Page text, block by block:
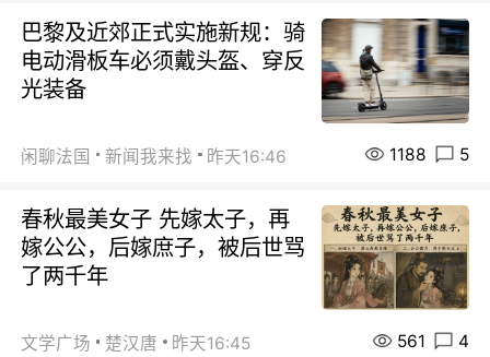
巴黎及近郊正式实施新规：骑
电动滑板车必须戴头盔、穿反
光装备
闲聊法国 新闻我来找 昨天16:46 1188 5
春秋最美女子 先嫁太子，再
嫁公公，后嫁庶子，被后世骂
了两千年
文学广场 楚汉唐 昨天16:45 561 4